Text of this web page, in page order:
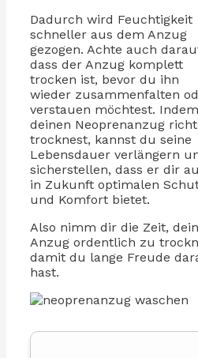
Dadurch wird Feuchtigkeit
schneller aus dem Anzug
gezogen. Achte auch
dass der Anzug komplett
trocken ist, bevor du ihn
wieder zusammenfalten
verstauen möchtest.
deinen Neoprenanzug
trocknest, kannst du seine
Lebensdauer verlängern
sicherstellen, dass er dir
in Zukunft optimalen
und Komfort bietet.
Also nimm dir die Zeit,
Anzug ordentlich zu
damit du lange Freude
hast.